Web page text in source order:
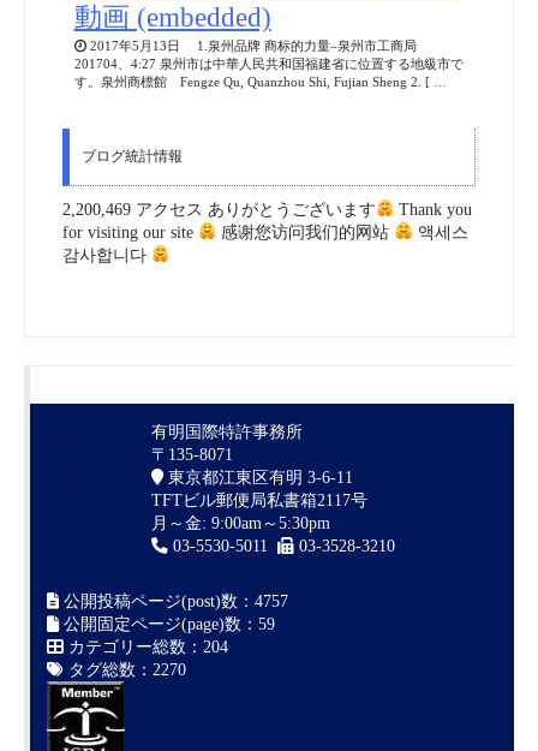
動画 (embedded)
2017年5月13日 1.泉州品牌 商标的力量–泉州市工商局
201704、4:27 泉州市は中華人民共和国福建省に位置する地級市で
す。泉州商標館 Fengze Qu, Quanzhou Shi, Fujian Sheng 2. [ …
ブログ統計情報
2,200,469 アクセス ありがとうございます
Thank you
for visiting our site
感谢您访问我们的网站
액세스
감사합니다
有明国際特許事務所
〒135-8071
東京都江東区有明 3-6-11
TFTビル郵便局私書箱2117号
月～金: 9:00am～5:30pm
03-5530-5011
03-3528-3210
公開投稿ページ(post)数：4757
公開固定ページ(page)数：59
カテゴリー総数：204
タグ総数：2270